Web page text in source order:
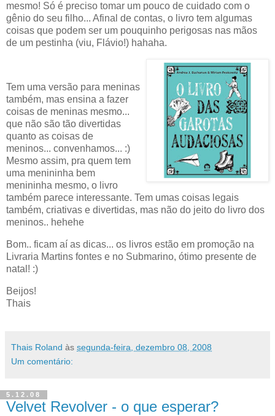
mesmo! Só é preciso tomar um pouco de cuidado com o
gênio do seu filho... Afinal de contas, o livro tem algumas
coisas que podem ser um pouquinho perigosas nas mãos
de um pestinha (viu, Flávio!) hahaha.
Tem uma versão para meninas
também, mas ensina a fazer
coisas de meninas mesmo...
que não são tão divertidas
quanto as coisas de
meninos... convenhamos... :)
Mesmo assim, pra quem tem
uma menininha bem
menininha mesmo, o livro
também parece interessante. Tem umas coisas legais
também, criativas e divertidas, mas não do jeito do livro dos
meninos.. hehehe
Bom.. ficam aí as dicas... os livros estão em promoção na
Livraria Martins fontes e no Submarino, ótimo presente de
natal! :)
Beijos!
Thais
Thais Roland às segunda-feira, dezembro 08, 2008
Um comentário:
5.12.08
Velvet Revolver - o que esperar?